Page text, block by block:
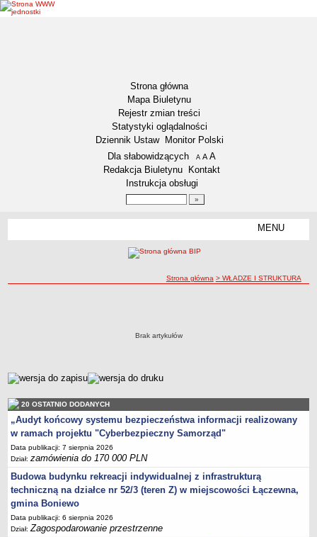
Strona główna
Mapa Biuletynu
Rejestr zmian treści
Statystyki oglądalności
Dziennik Ustaw
Monitor Polski
Menu dodatkowe
Dla słabowidzących A pomniejsz czcionkę
A standardowy rozmiar czcionki
A
Redakcja Biuletynu
Kontakt
Instrukcja obsługi
MENU
Miejscowy Plan Zagospodarowania Przestrzennego wybranych
terenów Gminy Boniewo
System Informacji Przestrzennej e-mapa
petycje
ponowne wykorzystywanie
pomoc prawna
Punkt potwierdzania profilu zaufanego
Infromacje w zakresie preferencyjnego paliwa stałego
ścieżka nawigacji
Strona główna > WŁADZE I STRUKTURA
Brak artykułów
metryczka
20 OSTATNIO DODANYCH
„Audyt końcowy systemu bezpieczeństwa informacji realizowany
w ramach projektu "Cyberbezpieczny Samorząd"
Data publikacji: 7 sierpnia 2026
Dział:zamówienia do 170 000 PLN
Budowa budynku rekreacji indywidualnej z infrastrukturą
techniczną na działce nr 52/3 (teren Z) w miejscowości Łączewna,
gmina Boniewo
Data publikacji: 6 sierpnia 2026
Dział:Zagospodarowanie przestrzenne